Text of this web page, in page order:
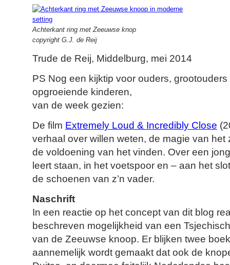
Achterkant ring met Zeeuwse knop
copyright G.J. de Reij
Trude de Reij, Middelburg, mei 2014
PS Nog een kijktip voor ouders,
opgroeiende kinderen,
van de week gezien:
De film Extremely Loud & Incredibly Close
verhaal over willen weten, de magie van
de voldoening van het vinden. Over een
leert staan, in het voetspoor en – aan het
de schoenen van z’n vader.
Naschrift
In een reactie op het concept van dit blog
beschreven mogelijkheid van een
van de Zeeuwse knoop. Er blijken twee
aannemelijk wordt gemaakt dat ook de